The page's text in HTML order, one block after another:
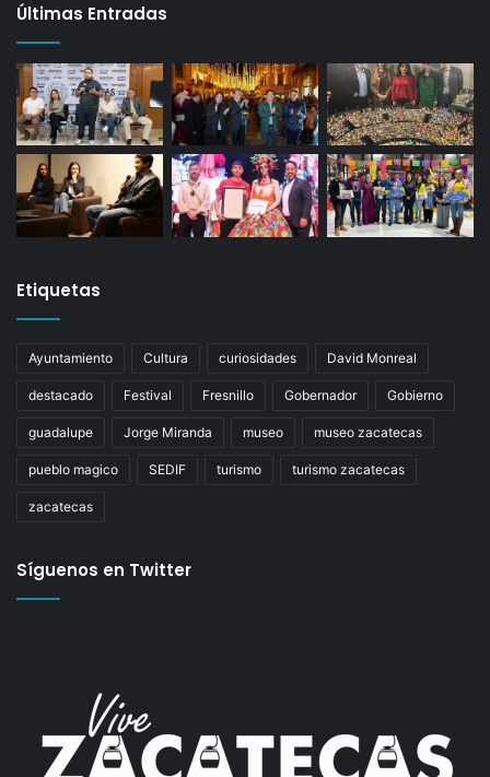
Últimas Entradas
Etiquetas
Ayuntamiento Cultura curiosidades David Monreal
destacado Festival Fresnillo Gobernador Gobierno
guadalupe Jorge Miranda museo museo zacatecas
pueblo magico SEDIF turismo turismo zacatecas
zacatecas
Síguenos en Twitter